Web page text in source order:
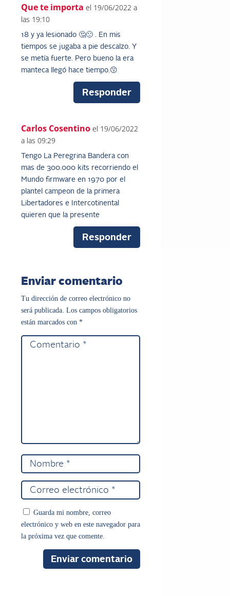
Que te importa el 19/06/2022 a
las 19:10
18 y ya lesionado 🤔🙁 . En mis
tiempos se jugaba a pie descalzo. Y
se metía fuerte. Pero bueno la era
manteca llegó hace tiempo.😗
Responder
Carlos Cosentino el 19/06/2022
a las 09:29
Tengo La Peregrina Bandera con
mas de 300.000 kits recorriendo el
Mundo firmware en 1970 por el
plantel campeon de la primera
Libertadores e Intercotinental
quieren que la presente
Responder
Enviar comentario
Tu dirección de correo electrónico no
será publicada. Los campos obligatorios
están marcados con *
Guarda mi nombre, correo
electrónico y web en este navegador para
la próxima vez que comente.